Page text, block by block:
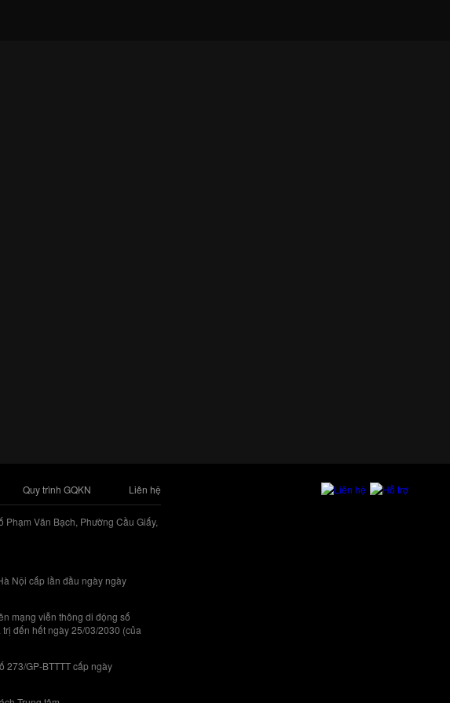
Quy trình GQKN Liên hệ
Văn Bạch, Phường Cầu Giấy,
Nội cấp lần đầu ngày ngày
mạng viễn thông di động số
đến hết ngày 25/03/2030 (của
273/GP-BTTTT cấp ngày